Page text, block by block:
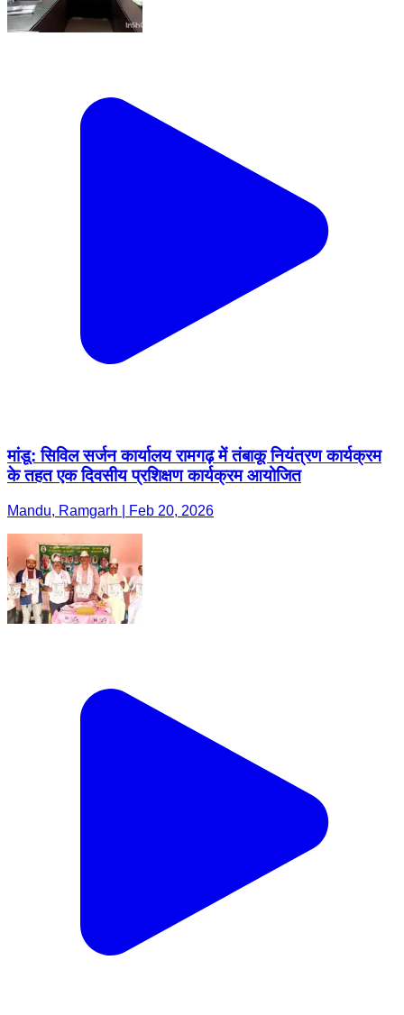
मांडू: सिविल सर्जन कार्यालय रामगढ़ में तंबाकू नियंत्रण कार्यक्रम
के तहत एक दिवसीय प्रशिक्षण कार्यक्रम आयोजित
Mandu, Ramgarh | Feb 20, 2026